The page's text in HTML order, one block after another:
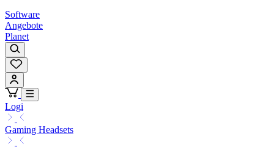
Software
Angebote
Planet
Logi
Gaming Headsets